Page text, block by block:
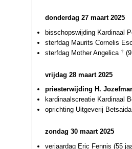
donderdag 27 maart 2025
bisschopswijding Kardinaal
sterfdag Maurits Cornelis
sterfdag Mother Angelica †
vrijdag 28 maart 2025
priesterwijding H.
kardinaalscreatie Kardinaal
oprichting Uitgeverij
zondag 30 maart 2025
verjaardag Eric Fennis (55